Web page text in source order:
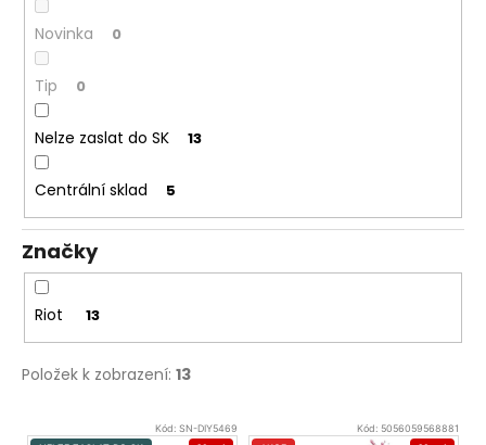
Novinka 0
Tip 0
Nelze zaslat do SK 13
Centrální sklad 5
Značky
Riot 13
Položek k zobrazení: 13
V Kód: SN-DIY5469
Kód: 5056059568881
u
m
JOYETECH
BF
SS316
ATOMIZER
0,6OHM
45
Kč